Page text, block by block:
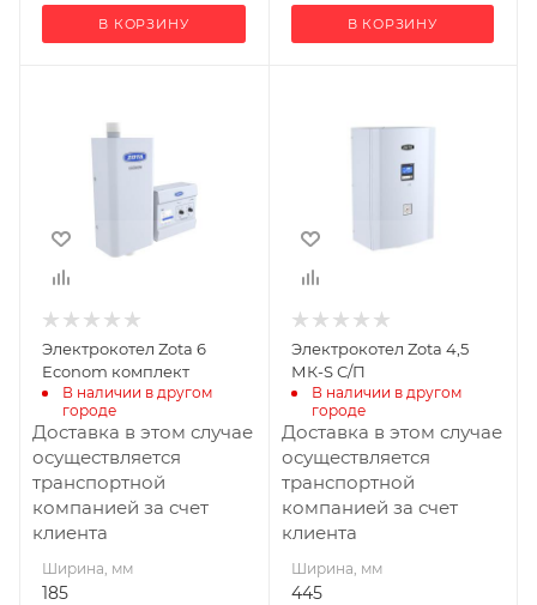
В КОРЗИНУ В КОРЗИНУ
Глубина, мм
120
Материал
Сталь
Вид топлива
Электричество
Габариты В*Ш*Г мм
120x185x465
Гарантия, мес.
12
6
Электрокотел Zota 6
Econom комплект
В наличии в другом
городе
Доставка в этом случае
осуществляется
транспортной
компанией за счет
клиента
Ширина, мм
185
240
Габариты В*Ш*Г мм
Мощность, кВт
4,5
Электрокотел Zota 4,5
МК-S С/П
В наличии в другом
городе
Доставка в этом случае
осуществляется
транспортной
компанией за счет
клиента
Ширина, мм
445